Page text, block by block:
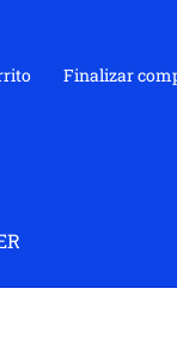
Finalizar